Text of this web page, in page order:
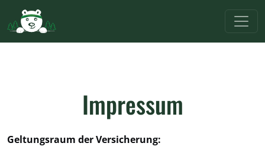
Impressum
Geltungsraum der Versicherung: